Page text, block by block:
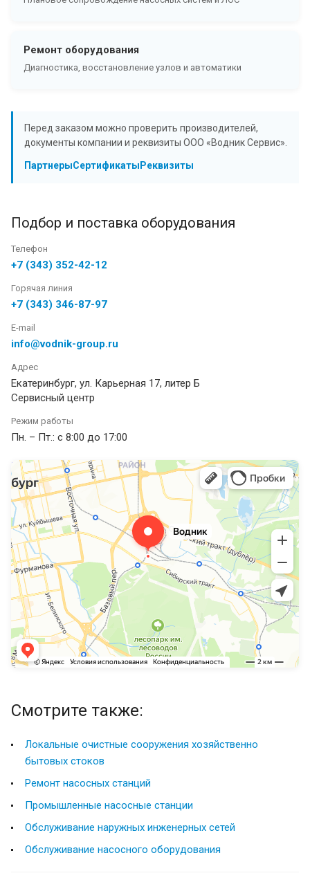
Ремонт оборудования
Диагностика, восстановление узлов и автоматики
Перед заказом можно проверить производителей,
документы компании и реквизиты ООО «Водник Сервис».
ПартнерыСертификаты Реквизиты
Подбор и поставка оборудования
Телефон
+7 (343) 352-42-12
Горячая линия
+7 (343) 346-87-97
E-mail
info@vodnik-group.ru
Адрес
Екатеринбург, ул. Карьерная 17, литер Б
Сервисный центр
Режим работы
Пн. – Пт.: с 8:00 до 17:00
Смотрите также:
Локальные очистные сооружения хозяйственно
бытовых стоков
Ремонт насосных станций
Промышленные насосные станции
Обслуживание наружных инженерных сетей
Обслуживание насосного оборудования